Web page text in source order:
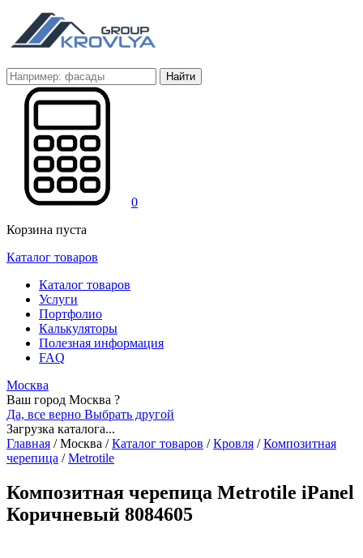
Найти
0
Корзина пуста
Каталог товаров
Каталог товаров
Услуги
Портфолио
Калькуляторы
Полезная информация
FAQ
Москва
Ваш город Москва ?
Да, все верно Выбрать другой
Загрузка каталога...
Главная /Москва / Каталог товаров / Кровля / Композитная
черепица / Metrotile
Композитная черепица Metrotile iPanel
Коричневый 8084605